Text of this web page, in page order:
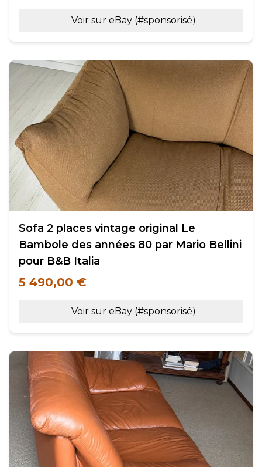
Voir sur eBay (#sponsorisé)
Sofa 2 places vintage original Le
Bambole des années 80 par Mario Bellini
pour B&B Italia
5 490,00 €
Voir sur eBay (#sponsorisé)